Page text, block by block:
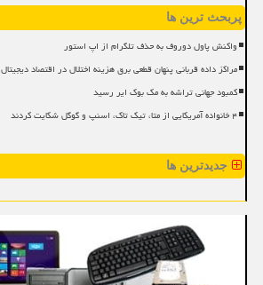
پربحث ترین ها
واکنش پاول دوروف به حذف تلگرام از اپ استور
مراکز داده قربانی پنهان قطعی برق هزینه اختلال در اقتصاد دیجیتال
کمبود جهانی تراشه به مک بوک ایر رسید
۴ خانواده آمریکایی از متا، تیک تاک، اسنپ و گوگل شکایت کردند
جدیدترین ها